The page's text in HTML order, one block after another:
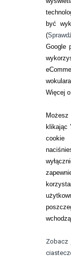
być
(
Google
Więcej
klikając
cookie
Zobacz
-31%